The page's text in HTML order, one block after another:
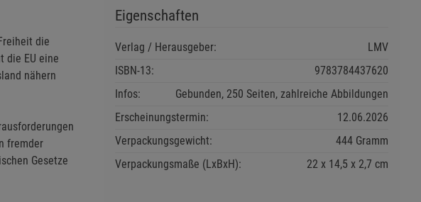
die
die EU eine
nähern
fremder
Gesetze
Eigenschaften
Verlag / Herausgeber:
LMV
ISBN-13:
9783784437620
Infos:
Gebunden, 250 Seiten, zahlreiche Abbildungen
Erscheinungstermin:
12.06.2026
Verpackungsgewicht:
444 Gramm
Verpackungsmaße (LxBxH):
22 14,5 2,7 cm